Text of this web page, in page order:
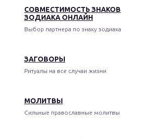
СОВМЕСТИМОСТЬ ЗНАКОВ
ЗОДИАКА ОНЛАЙН
Выбор партнера по знаку зодиака
ЗАГОВОРЫ
Ритуалы на все случаи жизни
МОЛИТВЫ
Сильные православные молитвы